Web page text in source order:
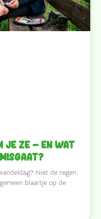
je ze — en wat
Niet de regen,
blaartje op de